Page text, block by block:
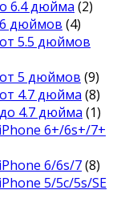
6.4 дюйма (2)
дюймов (4)
5.5 дюймов
5 дюймов (9)
4.7 дюйма (8)
4.7 дюйма (1)
6+/6s+/7+
6/6s/7(8)
5/5c/5s/SE